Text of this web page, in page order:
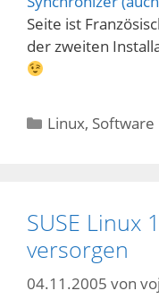
Seite ist
der zweiten
Kategorien
Linux, Software
SUSE Linux
versorgen
04.11.2005 von